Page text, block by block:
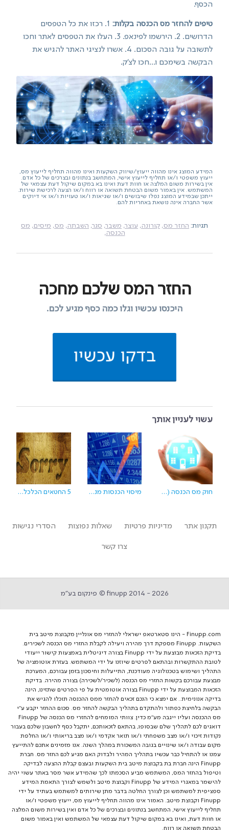
הכסף.
טיפים להחזר מס הכנסה בקלות:
1. רכזו את כל הטפסים
הדרושים. 2. הירשמו לפינאפ. 3. העלו את הטפסים לאתר וחכו
לתשובה על גובה הסכום. 4. אשרו לנציגי האתר להגיש את
הבקשה בשימכם ו...חכו לצ'ק.
המידע המוצג אינו מהווה ייעוץ/שיווק השקעות ואינו מהווה תחליף לייעוץ מס,
ייעוץ משפטי ו/או תחליף לייעוץ אישי, המתחשב בנתונים ובצרכים של כל אדם.
אין בשירות משום המלצה או חוות דעת ואינו בא במקום שיקול דעת עצמאי של
המשתמש. אין באמור משום הבטחת תשואה או רווח ו/או הצעה לרכישת שירות.
ייתכן שבמידע המוצג נפלו שיבושים ו/או שגיאות ו/או טעויות ו/או אי דיוקים
אשר החברה אינה נושאת באחריות להם.
תגיות: החזר מס, קורונה, עוצר, משבר, סגר, השבתה, מס, מיסים, מס
הכנסה,
החזר המס שלכם מחכה
היכנסו עכשיו וגלו כמה כסף מגיע לכם.
בדקו עכשיו
עשוי לעניין אותך
חוק מס הכנסה (פטור ממס על הכנסה מהשכרת דירת מגורים) מיסוי הכנסות מניירות ערך סחירים - איך זה עובד 5 החטאים הכלכליים שאתם צריכים לבקש עליהם סליחה בכיפור
תקנון אתר מדיניות פרטיות שאלות נפוצות הסדרי נגישות
צרו קשר
finupp 2014 - 2026 © פינקום בע״מ
Finupp.com - הינו סטארטאפ ישראלי להחזרי מס אונליין מקבוצת מיטב בית
השקעות. Finupp מספקת דרך מהירה ויעילה לקבלת החזרי מס הכנסה לשכירים.
בדיקת הזכאות מבוצעת על ידי Finupp בצורה דיגיטלית באמצעות קישור ייעודי
לטובת ההתקשרות ובהתאם לפרטים שיוזנו על ידי המשתמש. בעזרת אוטומציה של
התהליך ושימוש בטכנולוגיה מעודכנת, התייעלות וחיסכון בזמן עבורכם, המערכת
מבצעת עבורכם בקשות החזרי מס הכנסה (לשכיר/לשכירה) בצורה מהירה. בדיקת
הזכאות המבוצעת על ידי Finupp בצורה אוטומטית על פי הפרטים שתזינו, הינה
בדיקה אנונימית.. אם ימצא כי הנכם זכאים להחזר ממס ההכנסה תוכלו להגיש את
הבקשה בלחיצת כפתור ולהתקדם בתהליך הבקשה להחזר מס. סכום ההחזר יקבע ע"י
מס ההכנסה ועליו ייגבה מע"מ כדין. צוותי המומחים להחזרי מס הכנסה של Finupp
דואגים לכם לתהליך שלם שבסופו, בהתאם לזכאותכם, יתקבל כסף לחשבון שלכם בעבור
נקודות זיכוי ו/או מצב משפחתי ו/או תואר אקדמי ו/או מצב בריאותי ו/או החלפת
מקום עבודה ו/או שינויים בגובה המשכורת במהלך השנה. אנו מזמינים אתכם להתייעץ
עמנו או להתחיל כבר עכשיו בתהליך המהיר ולבדוק האם מגיע לכם החזר מס. חברת
Finupp הינה חברת בת בקבוצת מיטב בית השקעות ובעצם קבלת ההצעה לבדיקה
וטיפול בהחזר המס, המשתמש מביע הסכמתו לכך שהמידע אשר מסר באתר עשוי יהיה
להישמר במאגרי המידע של Finupp וקבוצת מיטב ולשמש לצורך התאמת המידע
ספציפית למשתמש וכן לצורך החלטה בדבר מתן שירותים למשתמש בעתיד על ידי
Finupp וקבוצת מיטב. האמור אינו מהווה תחליף לייעוץ מס, ייעוץ משפטי ו/או
תחליף לייעוץ אישי, המתחשב בנתונים ובצרכים של כל אדם ואין בשירות משום המלצה
או חוות דעת, ואינו בא במקום שיקול דעת עצמאי של המשתמש ואין באמור משום
הבטחת תשואה או רווח.